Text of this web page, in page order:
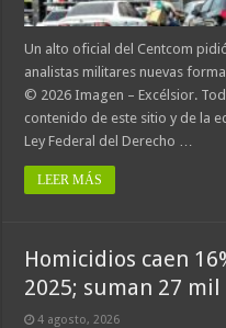
Un alto oficial del Centcom
analistas militares nuevas
© 2026 Imagen – Excélsior.
contenido de este sitio y de la
Ley Federal del Derecho …
LEER MÁS
Homicidios caen
2025; suman 27
4 agosto, 2026